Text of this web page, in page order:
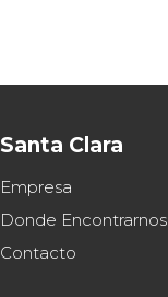
Santa Clara
Empresa
Donde Encontrarnos
Contacto